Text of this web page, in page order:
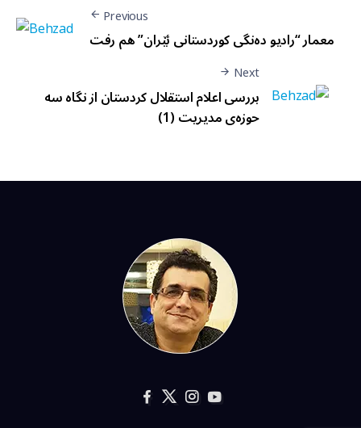
Previous
معمار “راديو دەنگی کوردستانی ئێران” هم رفت
Next
بررسی اعلام استقلال کردستان از نگاه سه
حوزه‌ی مديريت (1)